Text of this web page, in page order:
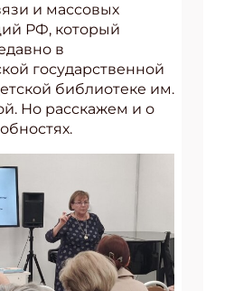
и массовых
РФ, который
в
государственной
библиотеке им.
Но расскажем и о